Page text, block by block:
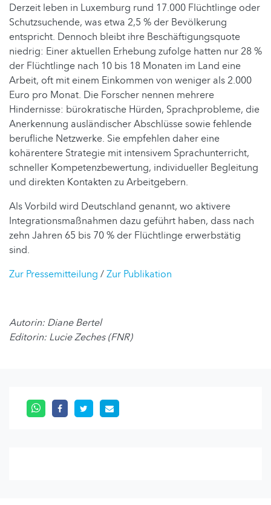
Derzeit leben in Luxemburg rund 17.000 Flüchtlinge oder
Schutzsuchende, was etwa 2,5 % der Bevölkerung
entspricht. Dennoch bleibt ihre Beschäftigungsquote
niedrig: Einer aktuellen Erhebung zufolge hatten nur 28 %
der Flüchtlinge nach 10 bis 18 Monaten im Land eine
Arbeit, oft mit einem Einkommen von weniger als 2.000
Euro pro Monat. Die Forscher nennen mehrere
Hindernisse: bürokratische Hürden, Sprachprobleme, die
Anerkennung ausländischer Abschlüsse sowie fehlende
berufliche Netzwerke. Sie empfehlen daher eine
kohärentere Strategie mit intensivem Sprachunterricht,
schneller Kompetenzbewertung, individueller Begleitung
und direkten Kontakten zu Arbeitgebern.
Als Vorbild wird Deutschland genannt, wo aktivere
Integrationsmaßnahmen dazu geführt haben, dass nach
zehn Jahren 65 bis 70 % der Flüchtlinge erwerbstätig
sind.
Zur Pressemitteilung /Zur Publikation
Autorin: Diane Bertel
Editorin: Lucie Zeches (FNR)